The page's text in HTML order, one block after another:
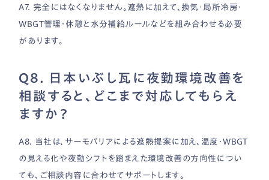
A7. 完全にはなくなりません。遮熱に加えて、換気・局所冷房・
WBGT管理・休憩と水分補給ルールなどを組み合わせる必要
があります。
Q8. 日本いぶし瓦に夜勤環境改善を
相談すると、どこまで対応してもらえ
ますか？
A8. 当社は、サーモバリアによる遮熱提案に加え、温度・WBGT
の見える化や夜勤シフトを踏まえた環境改善の方向性につい
ても、ご相談内容に合わせてサポートします。